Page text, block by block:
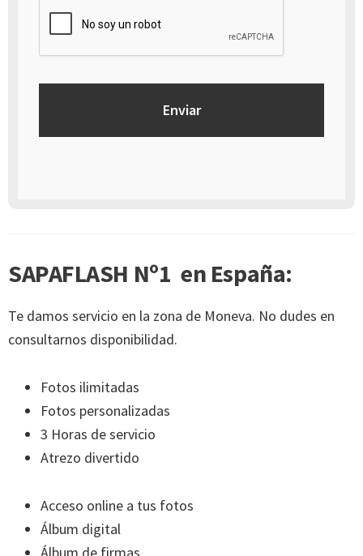
dirigido a la dirección Calle Italia núm. 1 Alfaz del Pí (03580),
Alicante - España
SAPAFLASH Nº1 en España:
Te damos servicio en la zona de Moneva. No dudes en
consultarnos disponibilidad.
Fotos ilimitadas
Fotos personalizadas
3 Horas de servicio
Atrezo divertido
Acceso online a tus fotos
Álbum digital